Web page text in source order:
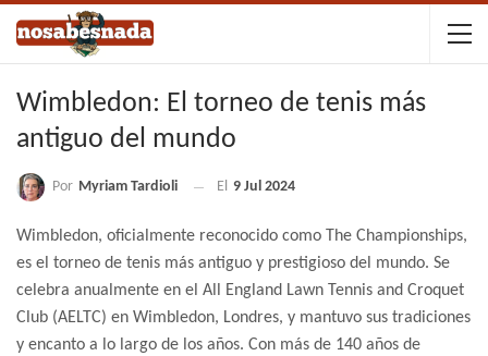
Wimbledon: El torneo de tenis más
antiguo del mundo
Por Myriam Tardioli El 9 Jul 2024
Wimbledon, oficialmente reconocido como The Championships,
es el torneo de tenis más antiguo y prestigioso del mundo. Se
celebra anualmente en el All England Lawn Tennis and Croquet
Club (AELTC) en Wimbledon, Londres, y mantuvo sus tradiciones
y encanto a lo largo de los años. Con más de 140 años de